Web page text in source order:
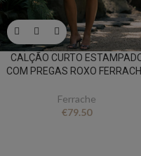
CALÇÃO CURTO
COM PREGAS ROXO
Ferrache
€79.50